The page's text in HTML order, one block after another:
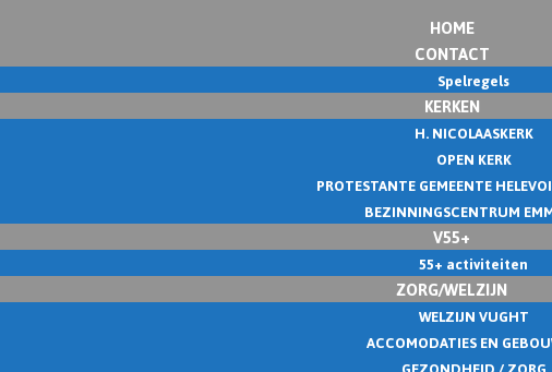
HOME
CONTACT
Spelregels
KERKEN
H. NICOLAASKERK
OPEN KERK
PROTESTANTE GEMEENTE
BEZINNINGSCENTRUM
V55+
55+ activiteiten
ZORG/WELZIJN
WELZIJN VUGHT
ACCOMODATIES EN